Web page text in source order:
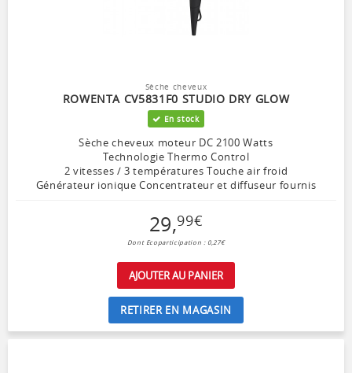
Sèche cheveux
ROWENTA CV5831F0 STUDIO DRY GLOW
En stock
Sèche cheveux moteur DC 2100 Watts
Technologie Thermo Control
2 vitesses / 3 températures Touche air froid
Générateur ionique Concentrateur et diffuseur fournis
29,99€
Dont Ecoparticipation : 0,27€
AJOUTER AU PANIER
RETIRER EN MAGASIN